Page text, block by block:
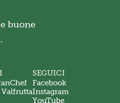
buone
SEGUICI
Facebook
Instagram
YouTube